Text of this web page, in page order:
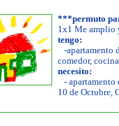
***permuto
1x1 Me amplio
tengo:
-apartamento
comedor,
necesito:
- apartamento
10 de Octubre,